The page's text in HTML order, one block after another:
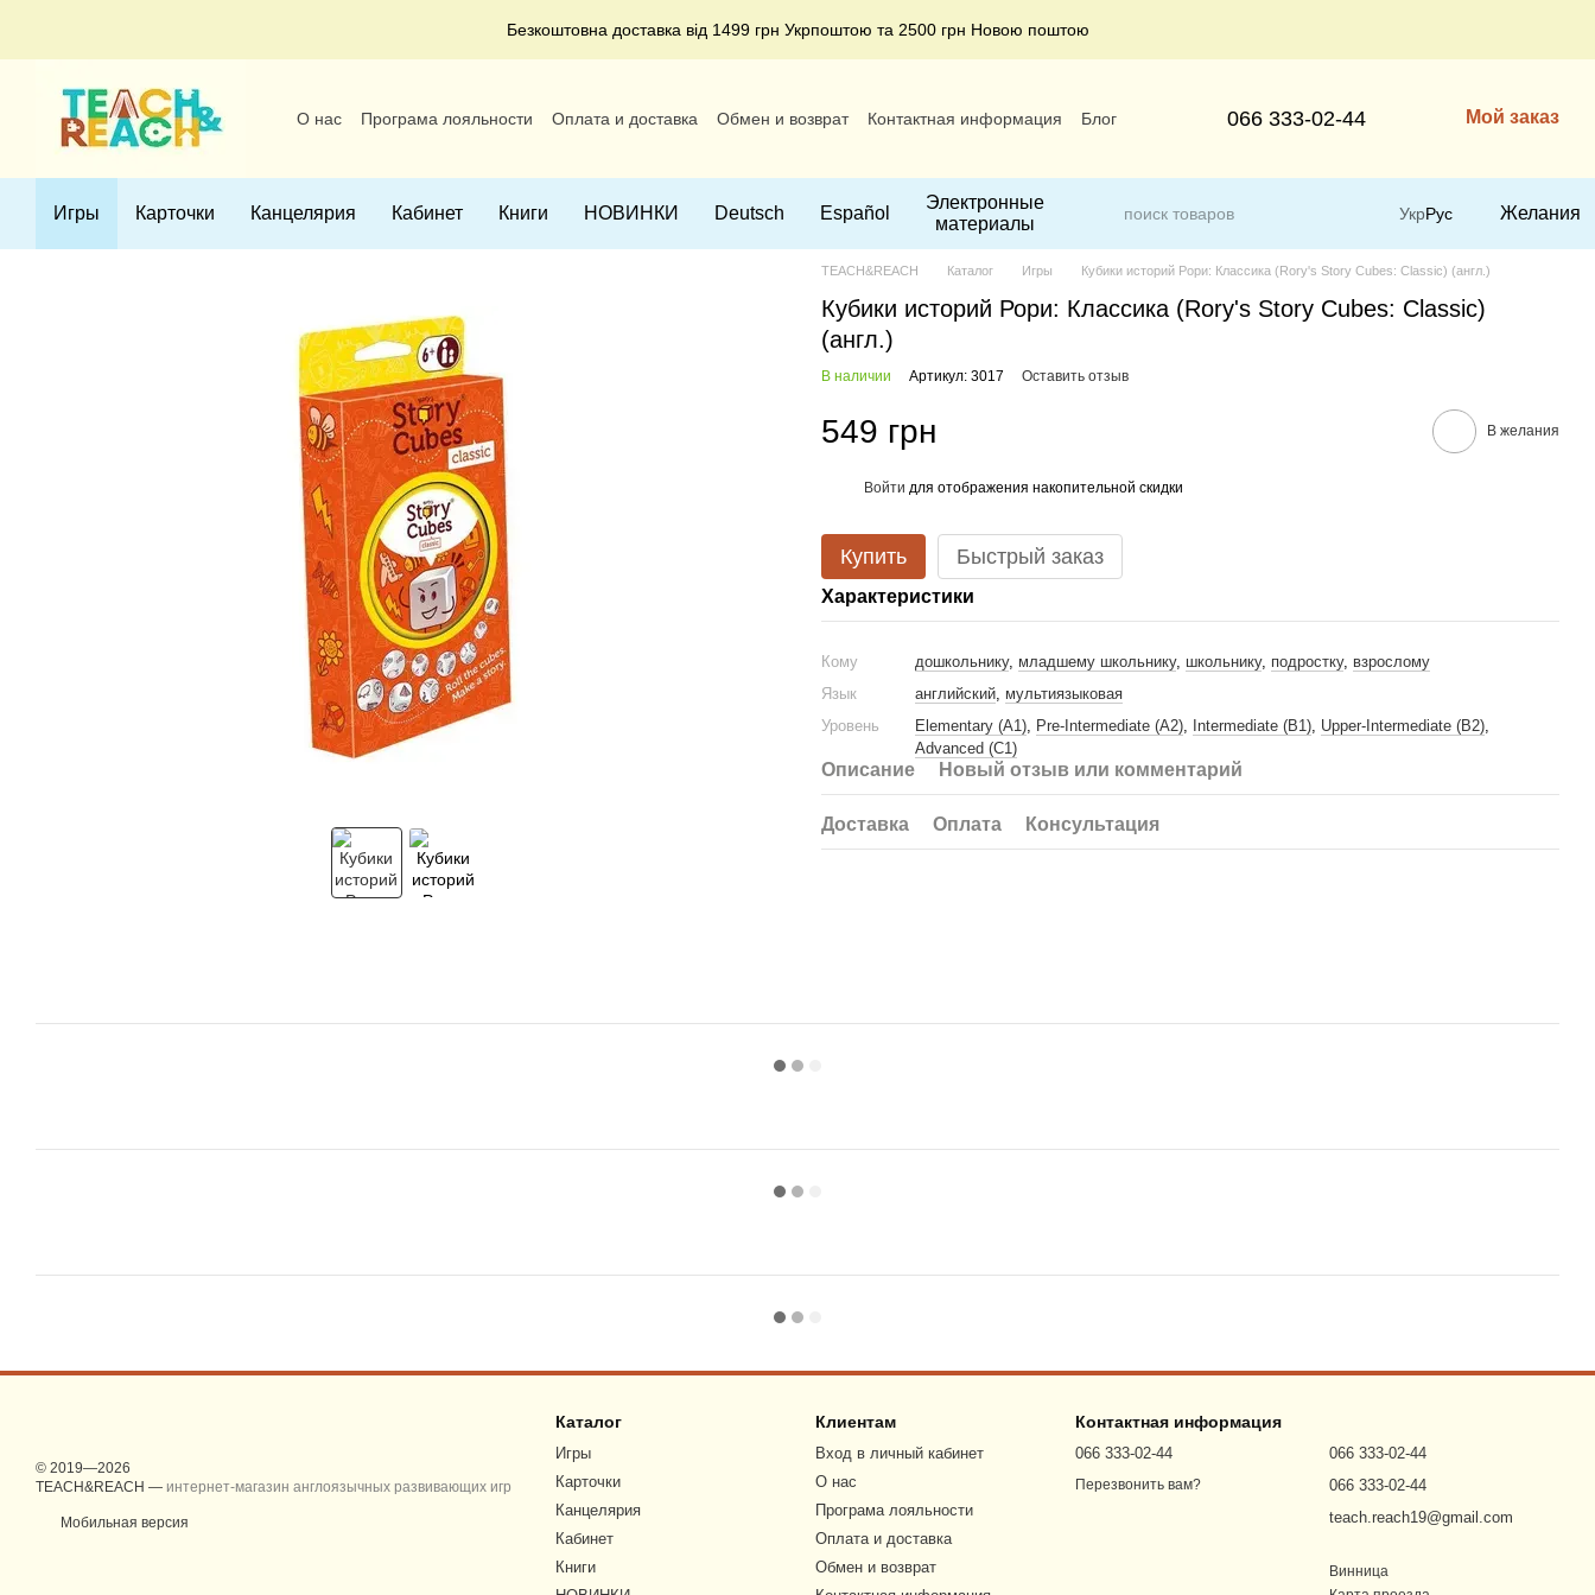
Безкоштовна доставка від 1499 грн Укрпоштою та 2500 грн Новою поштою
О нас Програма лояльности Оплата и доставка Обмен и возврат Контактная информация
Блог
066 333-02-44 Мой заказ
Игры Карточки Канцелярия Кабинет Книги НОВИНКИ Deutsch Español
Электронные
материалы
УкрРус Желания
TEACH&REACH Каталог Игры Кубики историй Рори: Классика (Rory's Story Cubes: Classic) (англ.)
Кубики историй Рори: Классика (Rory's Story Cubes: Classic)
(англ.)
В наличии Артикул: 3017 Оставить отзыв
549 грн В желания
Войти для отображения накопительной скидки
Купить Быстрый заказ
Характеристики
Кому дошкольнику, младшему школьнику, школьнику, подростку, взрослому
Язык
английский, мультиязыковая
Уровень
Elementary (A1), Pre-Intermediate (A2), Intermediate (B1), Upper-Intermediate (B2),
Advanced (C1)
Описание Новый отзыв или комментарий
Доставка Оплата Консультация
© 2019—2026
TEACH&REACH — интернет-магазин англоязычных развивающих игр
Мобильная версия
Каталог
Игры
Карточки
Канцелярия
Кабинет
Книги
Клиентам
Вход в личный кабинет
О нас
Програма лояльности
Оплата и доставка
Обмен и возврат
Контактная информация
066 333-02-44
Перезвонить вам?
066 333-02-44
066 333-02-44
teach.reach19@gmail.com
Винница